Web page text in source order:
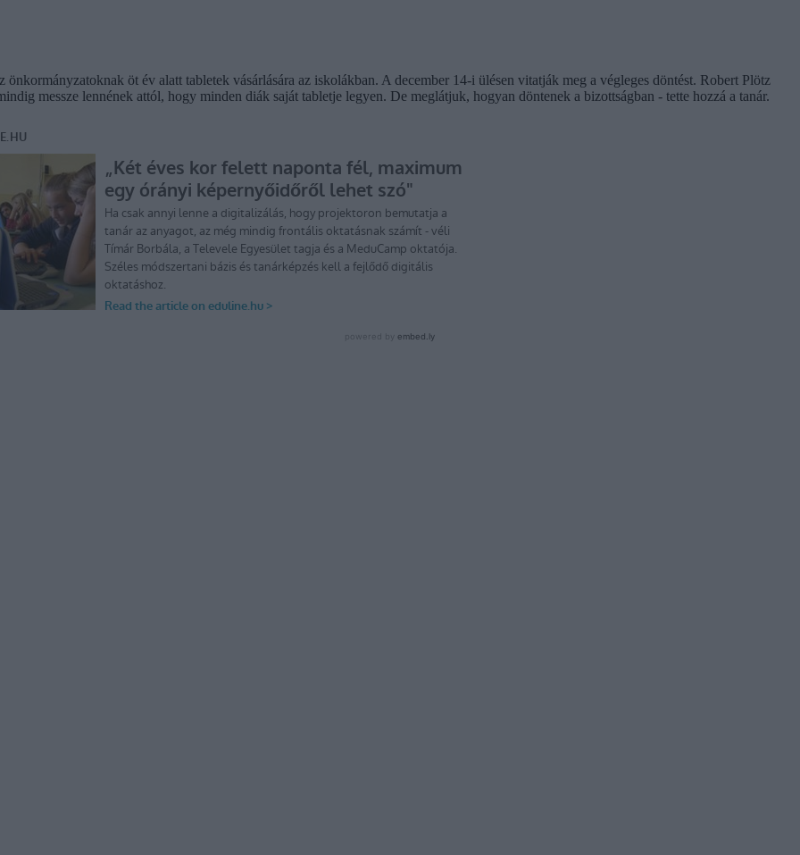
öt év alatt tabletek vásárlására az iskolákban. A december 14-i ülésen vitatják meg a végleges döntést. Robert Plötz
messze lennének attól, hogy minden diák saját tabletje legyen. De meglátjuk, hogyan döntenek a bizottságban - tette hozzá a tanár.